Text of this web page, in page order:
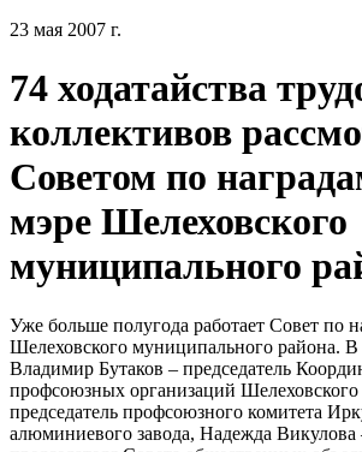
23 мая 2007 г.
74 ходатайства
коллективов
Советом по
мэре Шелеховского
муниципального
Уже больше полугода работает Совет по
Шелеховского муниципального района. В
Владимир Бутаков – председатель
профсоюзных организаций Шелеховского
председатель профсоюзного комитета
алюминиевого завода, Надежда Викулова